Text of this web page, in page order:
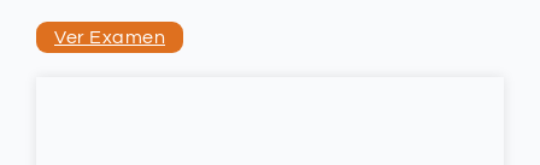
Ver Examen